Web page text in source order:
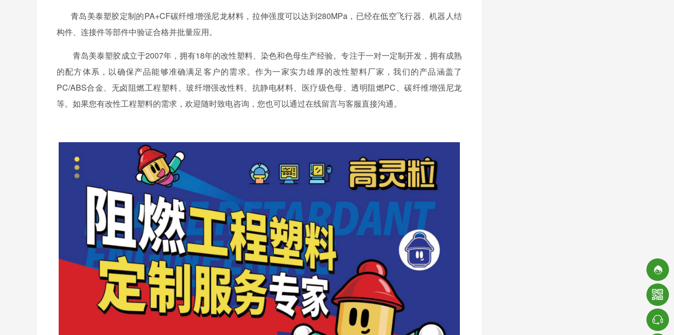
青岛美泰塑胶定制的PA+CF碳纤维增强尼龙材料，拉伸强度可以达到280MPa，已经在低空飞行器、机器人结
构件、连接件等部件中验证合格并批量应用。
青岛美泰塑胶成立于2007年，拥有18年的改性塑料、染色和色母生产经验。专注于一对一定制开发，拥有成熟
的配方体系，以确保产品能够准确满足客户的需求。作为一家实力雄厚的改性塑料厂家，我们的产品涵盖了
PC/ABS合金、无卤阻燃工程塑料、玻纤增强改性料、抗静电材料、医疗级色母、透明阻燃PC、碳纤维增强尼龙
等。如果您有改性工程塑料的需求，欢迎随时致电咨询，您也可以通过在线留言与客服直接沟通。